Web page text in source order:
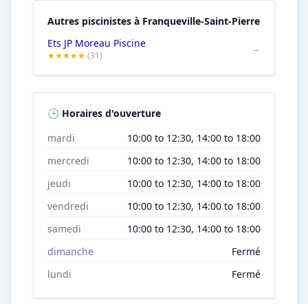
Autres piscinistes à Franqueville-Saint-Pierre
Ets JP Moreau Piscine
★★★★★ (31)
→
🕒 Horaires d'ouverture
mardi
10:00 to 12:30, 14:00 to 18:00
mercredi
10:00 to 12:30, 14:00 to 18:00
jeudi
10:00 to 12:30, 14:00 to 18:00
vendredi
10:00 to 12:30, 14:00 to 18:00
samedi
10:00 to 12:30, 14:00 to 18:00
dimanche
Fermé
lundi
Fermé